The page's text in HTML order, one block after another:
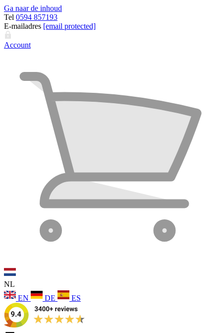
Ga naar de inhoud
Tel 0594 857193
E-mailadres [email protected]
Account
NL
EN
DE ES